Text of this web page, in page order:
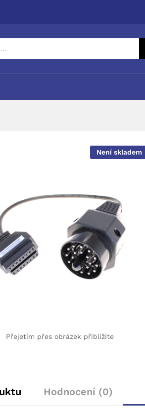
Není skladem
Přejetím přes obrázek přiblížíte
Hodnocení (0)